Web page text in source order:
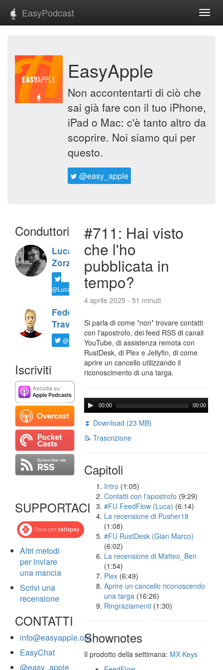
EasyPodcast
EasyApple
Non accontentarti di ciò che
sai già fare con il tuo iPhone,
iPad o Mac: c'è tanto altro da
scoprire. Noi siamo qui per
questo.
@easy_apple
Conduttori
Luca
Zorzi
@LucaTNT
Federico
Travaini
@ftrava
Iscriviti
SUPPORTACI
Altri metodi
per inviare
una mancia
Scrivi una
recensione
CONTATTI
info@easyapple.org
EasyChat
@easy_apple
#711: Hai visto
che l'ho
pubblicata in
tempo?
4 aprile 2025 - 51 minuti
Si parla di come *non* trovare contatti
con l'apostrofo, dei feed RSS di canali
YouTube, di assistenza remota con
RustDesk, di Plex e Jellyfin, di come
aprire un cancello utilizzando il
riconoscimento di una targa.
00:00 00:00
⏬ Download (23 MB)
📝 Trascrizione
Capitoli
Intro (1:05)
Contatti con l'apostrofo (9:29)
#FU FeedFlow (Luca) (6:14)
La recensione di Pusher18
(1:08)
#FU RustDesk (Gian Marco)
(6:02)
La recensione di Matteo_Ben
(1:54)
Plex (6:49)
Aprire un cancello riconoscendo
una targa (16:26)
Ringraziamenti (1:30)
Shownotes
Il prodotto della settimana: MX Keys